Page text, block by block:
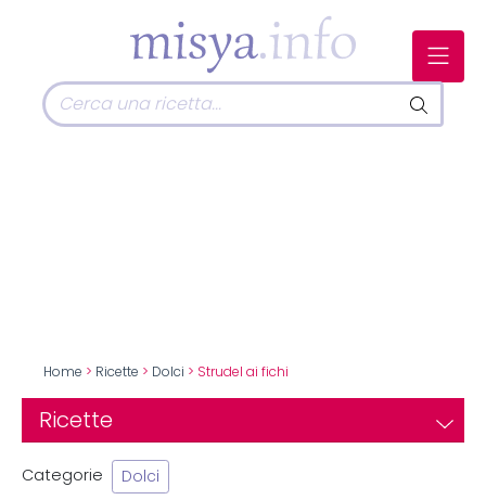
Home > Ricette > Dolci > Strudel ai fichi
Ricette
Categorie Dolci